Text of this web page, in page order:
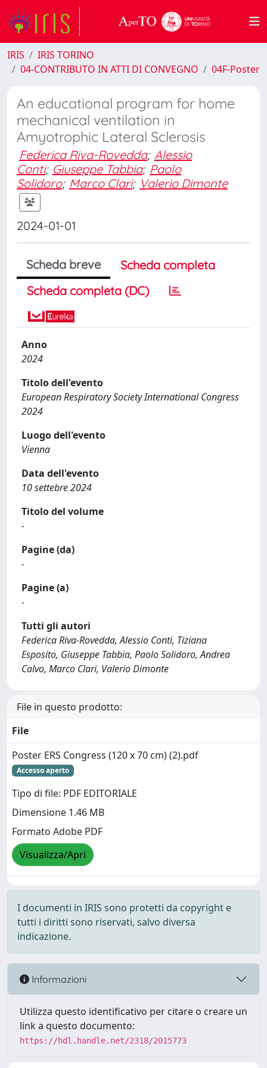
IRIS
IRIS TORINO
04-CONTRIBUTO IN ATTI DI CONVEGNO
04F-Poster
An educational program for home
mechanical ventilation in
Amyotrophic Lateral Sclerosis
Federica Riva-Rovedda; Alessio
Conti; Giuseppe Tabbia; Paolo
Solidoro; Marco Clari; Valerio Dimonte
2024-01-01
Scheda breve
Scheda completa
Scheda completa (DC)
Anno
2024
Titolo dell'evento
European Respiratory Society International Congress
2024
Luogo dell'evento
Vienna
Data dell'evento
10 settebre 2024
Titolo del volume
-
Pagine (da)
-
Pagine (a)
-
Tutti gli autori
Federica Riva-Rovedda, Alessio Conti, Tiziana
Esposito, Giuseppe Tabbia, Paolo Solidoro, Andrea
Calvo, Marco Clari, Valerio Dimonte
File in questo prodotto:
File
Poster ERS Congress (120 x 70 cm) (2).pdf
Accesso aperto
Tipo di file: PDF EDITORIALE
Dimensione 1.46 MB
Formato Adobe PDF
Visualizza/Apri
I documenti in IRIS sono protetti da copyright e
tutti i diritti sono riservati, salvo diversa
indicazione.
Informazioni
Utilizza questo identificativo per citare o creare un
link a questo documento:
https://hdl.handle.net/2318/2015773